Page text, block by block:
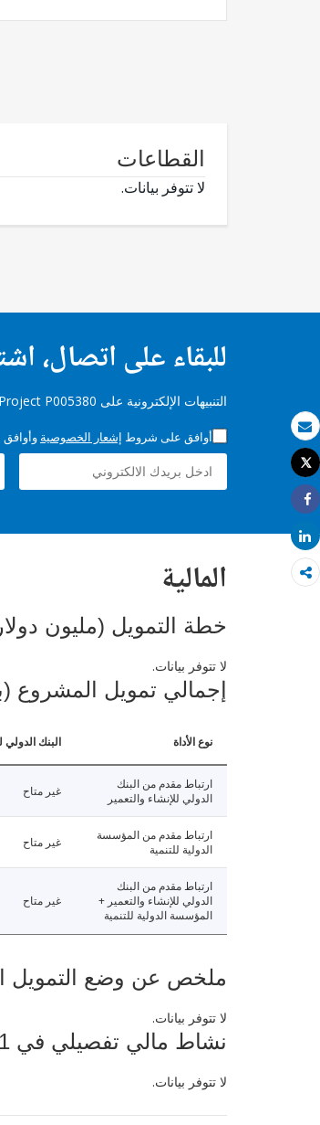
بريد الكتروني
طباعة
Tweet
Share
Share
القطاعات
لا تتوفر بيانات.
للبقاء على اتصال،
التنبيهات الإلكترونية على Project P005380
أوافق على شروط إشعار الخصوصية وأوافق
المالية
خطة التمويل (مليون
لا تتوفر بيانات.
إجمالي تمويل المشروع
نوع الأداة البنك الدولي
ارتباط مقدم من البنك
الدولي للإنشاء والتعمير
غير متاح
ارتباط مقدم من المؤسسة
الدولية للتنمية
غير متاح
ارتباط مقدم من البنك
الدولي للإنشاء والتعمير +
المؤسسة الدولية للتنمية
غير متاح
ملخص عن وضع التمويل
لا تتوفر بيانات.
نشاط مالي تفصيلي في 2026/07/31
لا تتوفر بيانات.